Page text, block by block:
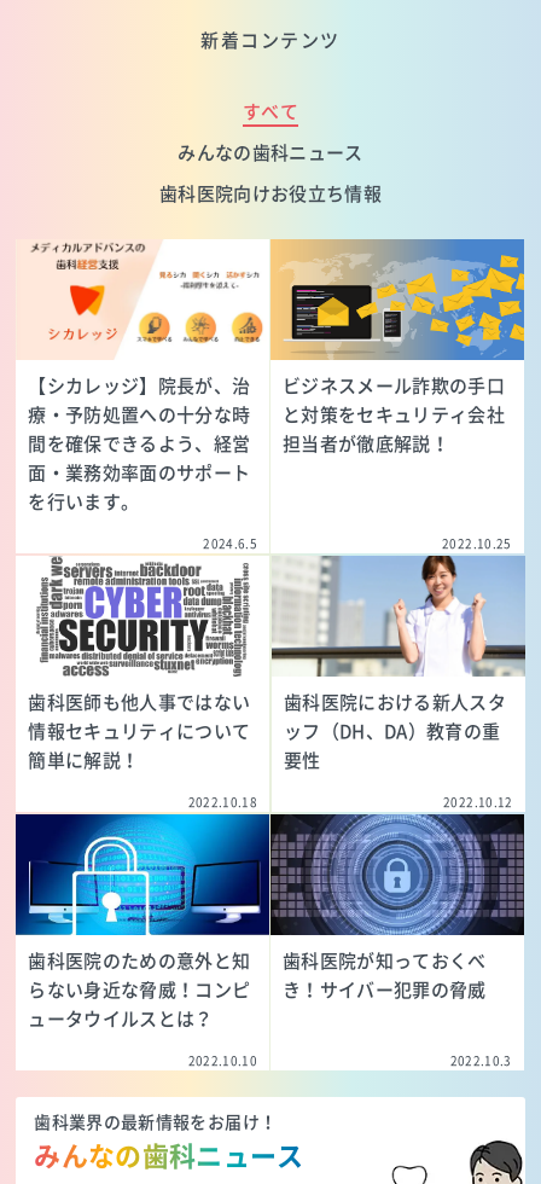
新着コンテンツ
すべて
みんなの歯科ニュース
歯科医院向けお役立ち情報
【シカレッジ】院長が、治
療・予防処置への十分な時
間を確保できるよう、経営
面・業務効率面のサポート
を行います。
2024.6.5
ビジネスメール詐欺の手口
と対策をセキュリティ会社
担当者が徹底解説！
2022.10.25
歯科医師も他人事ではない
情報セキュリティについて
簡単に解説！
2022.10.18
歯科医院における新人スタ
ッフ（DH、DA）教育の重
要性
2022.10.12
歯科医院のための意外と知
らない身近な脅威！コンピ
ュータウイルスとは？
2022.10.10
歯科医院が知っておくべ
き！サイバー犯罪の脅威
2022.10.3
歯科業界の最新情報をお届け！
みんなの歯科ニュース